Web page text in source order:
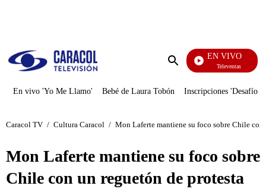
Enviar
EN VIVO
Televentas
En vivo 'Yo Me Llamo' Bebé de Laura Tobón Inscripciones 'Desafío'
Caracol TV / Cultura Caracol / Mon Laferte mantiene su foco sobre Chile con
Mon Laferte mantiene su foco sobre
Chile con un reguetón de protesta